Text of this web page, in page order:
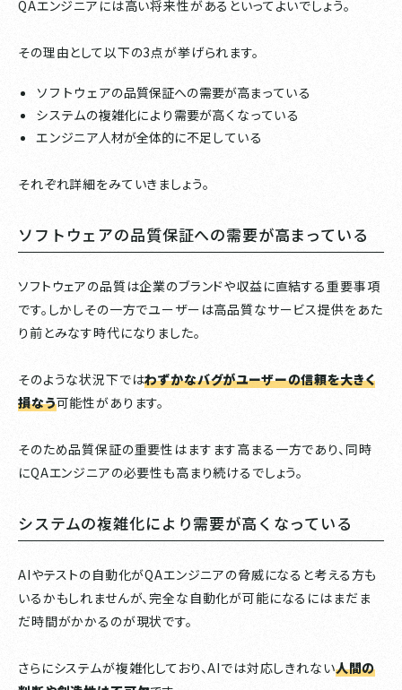
QAエンジニアには高い将来性があるといってよいでしょう。
その理由として以下の3点が挙げられます。
ソフトウェアの品質保証への需要が高まっている
システムの複雑化により需要が高くなっている
エンジニア人材が全体的に不足している
それぞれ詳細をみていきましょう。
ソフトウェアの品質保証への需要が高まっている
ソフトウェアの品質は企業のブランドや収益に直結する重要事項
です。しかしその一方でユーザーは高品質なサービス提供をあた
り前とみなす時代になりました。
そのような状況下ではわずかなバグがユーザーの信頼を大きく
損なう可能性があります。
そのため品質保証の重要性はますます高まる一方であり、同時
にQAエンジニアの必要性も高まり続けるでしょう。
システムの複雑化により需要が高くなっている
AIやテストの自動化がQAエンジニアの脅威になると考える方も
いるかもしれませんが、完全な自動化が可能になるにはまだま
だ時間がかかるのが現状です。
さらにシステムが複雑化しており、AIでは対応しきれない人間の